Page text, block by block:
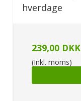
hverdage
239,00 DKK
(Inkl. moms)